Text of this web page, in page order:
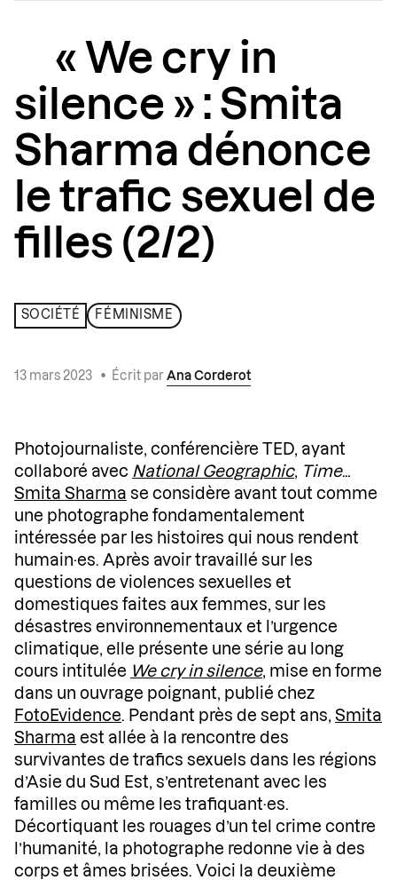
« We cry in
silence » : Smita
Sharma dénonce
le trafic sexuel de
filles (2/2)
SOCIÉTÉ FÉMINISME
13 mars 2023 • Écrit par Ana Corderot
Photojournaliste, conférencière TED, ayant
collaboré avec National Geographic, Time…
Smita Sharma se considère avant tout comme
une photographe fondamentalement
intéressée par les histoires qui nous rendent
humain·es. Après avoir travaillé sur les
questions de violences sexuelles et
domestiques faites aux femmes, sur les
désastres environnementaux et l’urgence
climatique, elle présente une série au long
cours intitulée We cry in silence, mise en forme
dans un ouvrage poignant, publié chez
FotoEvidence. Pendant près de sept ans, Smita
Sharma est allée à la rencontre des
survivantes de trafics sexuels dans les régions
d’Asie du Sud Est, s’entretenant avec les
familles ou même les trafiquant·es.
Décortiquant les rouages d’un tel crime contre
l’humanité, la photographe redonne vie à des
corps et âmes brisées. Voici la deuxième